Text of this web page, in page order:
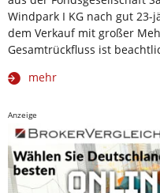
Windpark I KG nach gut
dem Verkauf mit großer
Gesamtrückfluss ist
mehr
Anzeige